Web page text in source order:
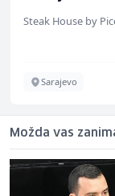
Sarajevo
Možda vas